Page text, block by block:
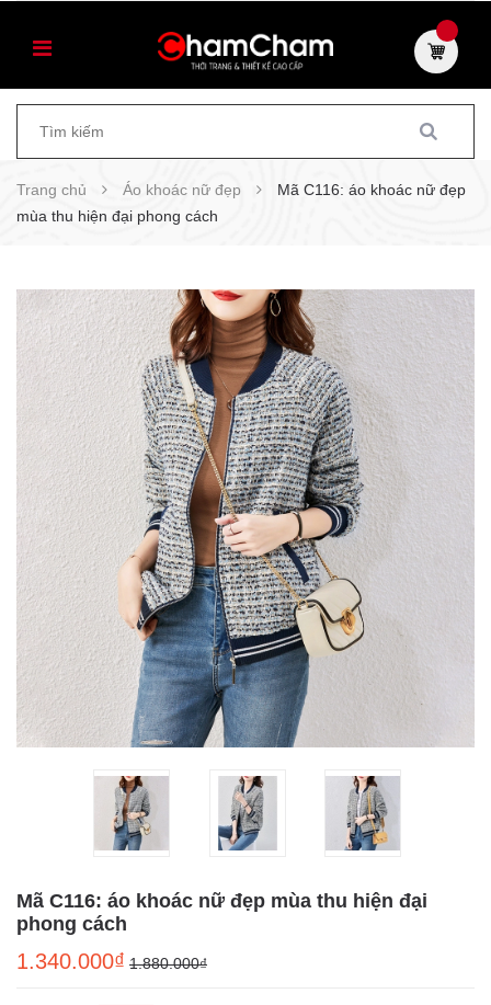
Trang chủ Áo khoác nữ đẹp
Mã C116: áo khoác nữ đẹp
mùa thu hiện đại phong cách
Mã C116: áo khoác nữ đẹp mùa thu hiện đại
phong cách
1.340.000₫ 1.880.000₫